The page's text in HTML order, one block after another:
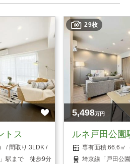
トス
3LDK
」駅まで 徒歩9分
29枚
5,498万円
ルネ戸田公園
66.6㎡
埼京線「戸田公